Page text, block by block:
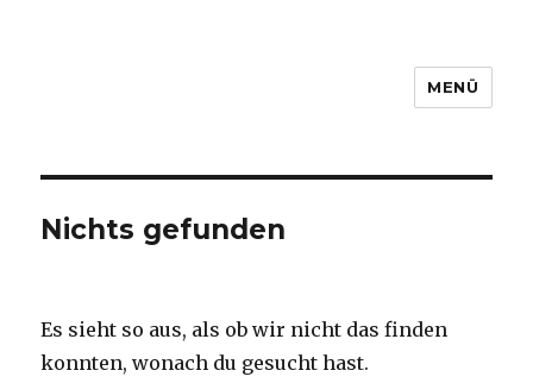
MENÜ
Nichts gefunden
Es sieht so aus, als ob wir nicht das finden
konnten, wonach du gesucht hast.